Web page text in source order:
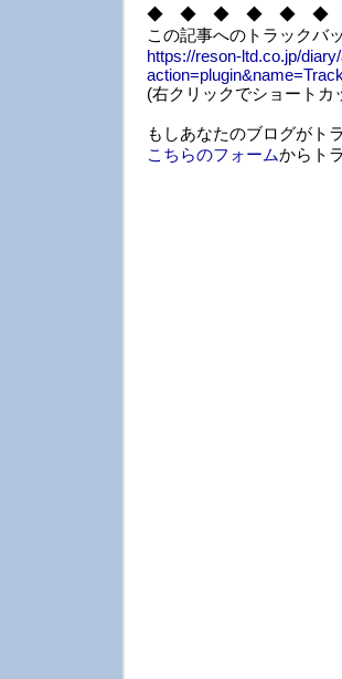
◆ ◆ ◆ ◆ ◆ ◆
この記事へのトラックバ
https://reson-ltd.co.jp/
(右クリックでショート
もしあなたのブログがト
こちらのフォームからト